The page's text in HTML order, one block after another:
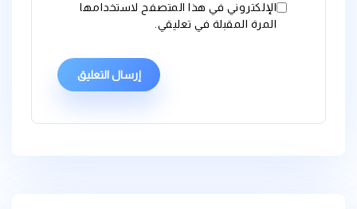
الإلكتروني في هذا المتصفح لاستخدامها
المرة المقبلة في تعليقي.